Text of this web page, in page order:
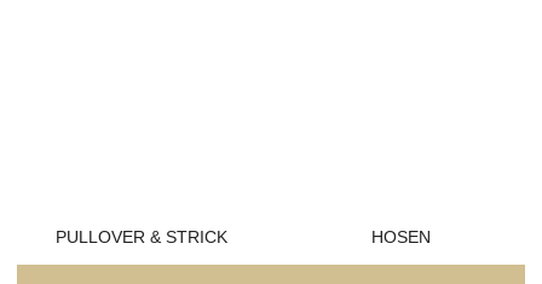
PULLOVER & STRICK HOSEN